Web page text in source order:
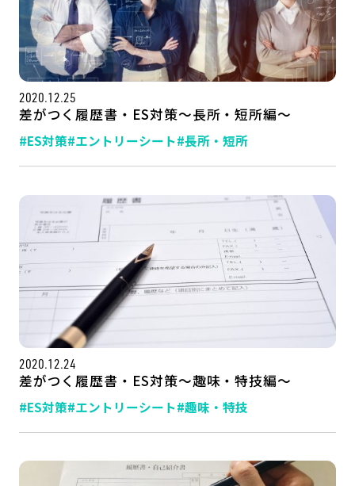
2020.12.25
差がつく履歴書・ES対策～長所・短所編～
#ES対策#エントリーシート#長所・短所
2020.12.24
差がつく履歴書・ES対策～趣味・特技編～
#ES対策#エントリーシート#趣味・特技